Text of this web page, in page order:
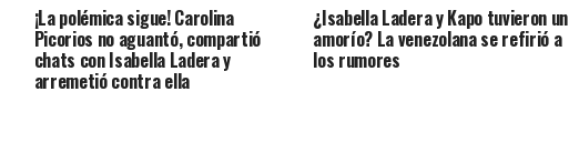
¡La polémica sigue! Carolina
Picorios no aguantó, compartió
chats con Isabella Ladera y
arremetió contra ella
¿Isabella Ladera y Kapo tuvieron un
amorío? La venezolana se refirió a
los rumores